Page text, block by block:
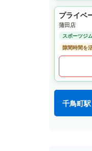
プライベ
蒲田店
スポーツジ
隙間時間を
千鳥町